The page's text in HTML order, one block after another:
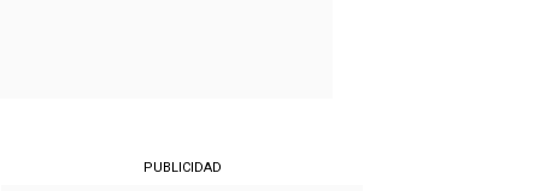
PUBLICIDAD